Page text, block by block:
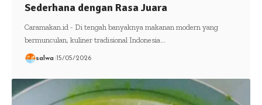
Sederhana dengan Rasa Juara
Caramakan.id - Di tengah banyaknya makanan modern yang
bermunculan, kuliner tradisional Indonesia…
salwa 15/05/2026